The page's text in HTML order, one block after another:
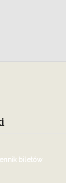
biletów